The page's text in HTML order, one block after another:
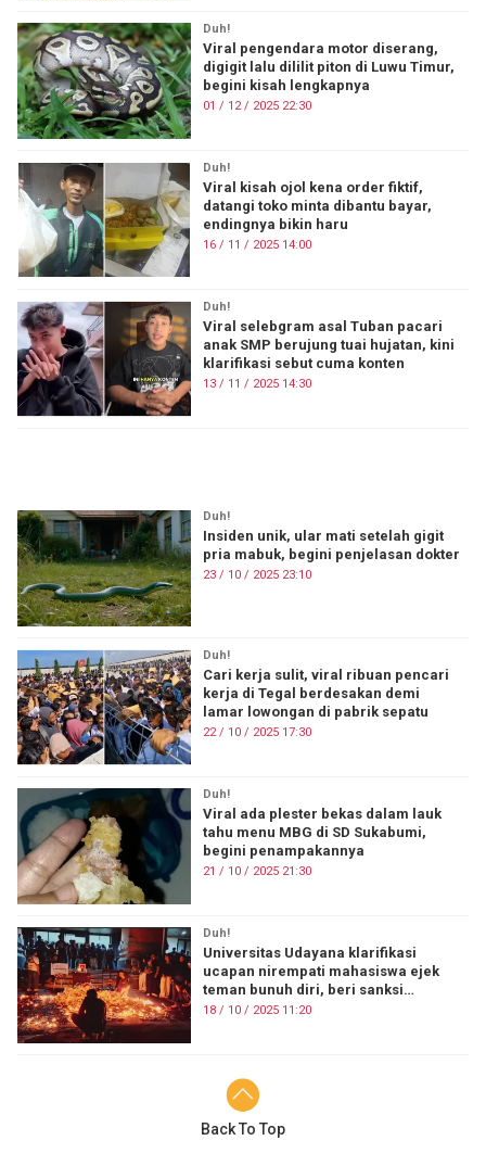
Duh!
Viral pengendara motor diserang,
digigit lalu dililit piton di Luwu Timur,
begini kisah lengkapnya
01 / 12 / 2025 22:30
Duh!
Viral kisah ojol kena order fiktif,
datangi toko minta dibantu bayar,
endingnya bikin haru
16 / 11 / 2025 14:00
Duh!
Viral selebgram asal Tuban pacari
anak SMP berujung tuai hujatan, kini
klarifikasi sebut cuma konten
13 / 11 / 2025 14:30
Duh!
Insiden unik, ular mati setelah gigit
pria mabuk, begini penjelasan dokter
23 / 10 / 2025 23:10
Duh!
Cari kerja sulit, viral ribuan pencari
kerja di Tegal berdesakan demi
lamar lowongan di pabrik sepatu
22 / 10 / 2025 17:30
Duh!
Viral ada plester bekas dalam lauk
tahu menu MBG di SD Sukabumi,
begini penampakannya
21 / 10 / 2025 21:30
Duh!
Universitas Udayana klarifikasi
ucapan nirempati mahasiswa ejek
teman bunuh diri, beri sanksi
akademis
18 / 10 / 2025 11:20
Back To Top